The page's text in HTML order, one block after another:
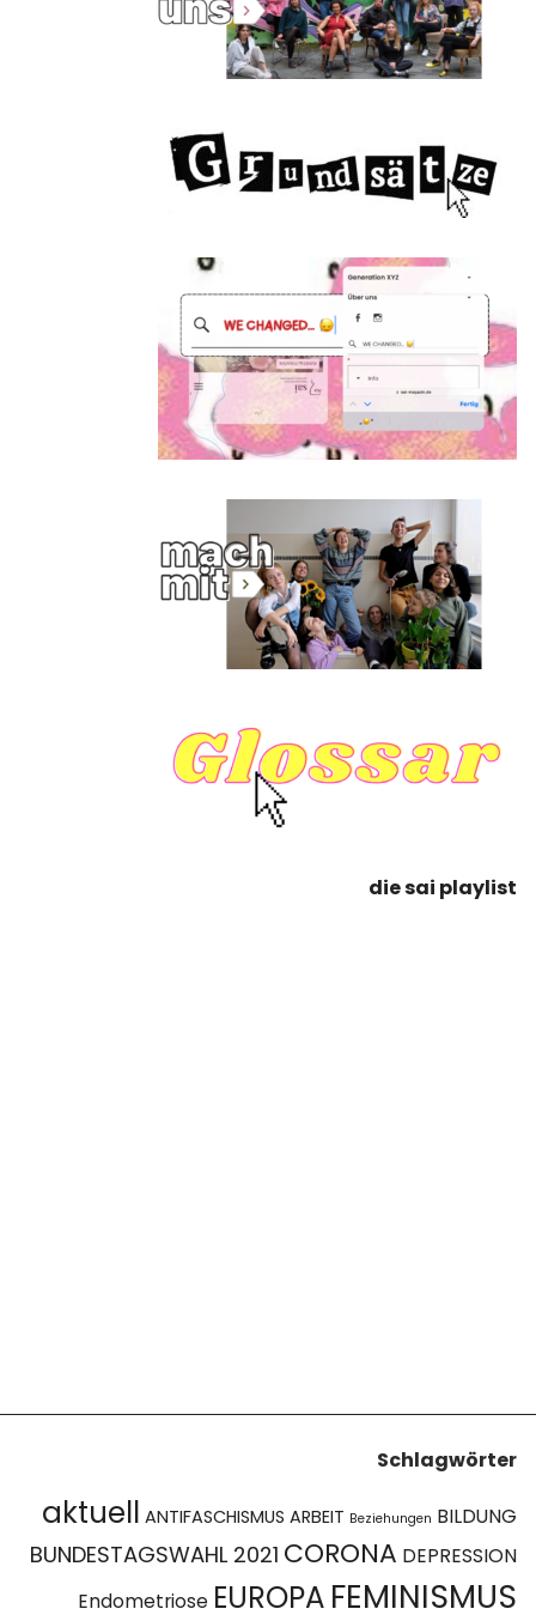
die sai playlist
Schlagwörter
aktuell ANTIFASCHISMUS ARBEIT Beziehungen BILDUNG
BUNDESTAGSWAHL 2021 CORONA DEPRESSION
Endometriose EUROPA FEMINISMUS